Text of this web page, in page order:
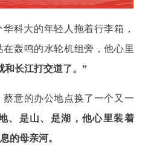
华科大的年轻人拖着行李箱，
轰鸣的水轮机组旁，他心里
和长江打交道了。”
蔡意的办公地点换了一个又一
、是山、是湖，他心里装着
的母亲河。